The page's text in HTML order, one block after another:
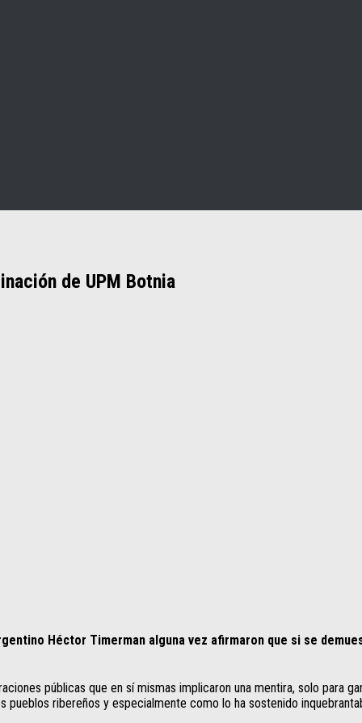
de UPM Botnia
Héctor Timerman alguna vez afirmaron que si se
públicas que en sí mismas implicaron una mentira, solo para
ribereños y especialmente como lo ha sostenido